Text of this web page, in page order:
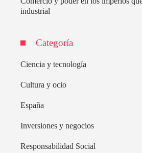
industrial
Categoría
Ciencia y tecnología
Cultura y ocio
España
Inversiones y negocios
Responsabilidad Social